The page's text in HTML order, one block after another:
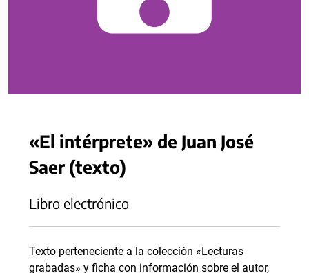
«El intérprete» de Juan José
Saer (texto)
Libro electrónico
Texto perteneciente a la colección «Lecturas
grabadas» y ficha con información sobre el autor,